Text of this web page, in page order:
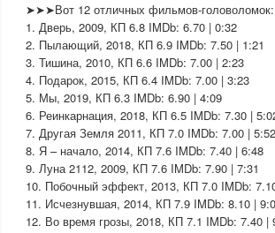
➤➤➤Вот 12 отличных фильмов-головоломок:
1. Дверь, 2009, КП 6.8 IMDb: 6.70 | 0:32
2. Пылающий, 2018, КП 6.9 IMDb: 7.50 | 1:21
3. Тишина, 2010, КП 6.6 IMDb: 7.00 | 2:23
4. Подарок, 2015, КП 6.4 IMDb: 7.00 | 3:23
5. Мы, 2019, КП 6.3 IMDb: 6.90 | 4:09
6. Реинкарнация, 2018, КП 6.5 IMDb: 7.30 |
7. Другая Земля 2011, КП 7.0 IMDb: 7.00 | 5:52
8. Я – начало, 2014, КП 7.6 IMDb: 7.40 | 6:48
9. Луна 2112, 2009, КП 7.6 IMDb: 7.90 | 7:31
10. Побочный эффект, 2013, КП 7.0 IMDb:
11. Исчезнувшая, 2014, КП 7.9 IMDb: 8.10 |
12. Во время грозы, 2018, КП 7.1 IMDb: 7.40 |